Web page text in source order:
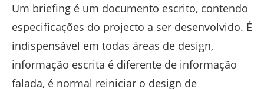
Um briefing é um documento escrito, contendo
especificações do projecto a ser desenvolvido. É
indispensável em todas áreas de design,
informação escrita é diferente de informação
falada, é normal reiniciar o design de